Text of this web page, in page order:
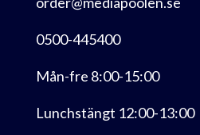
0500-445400
Mån-fre 8:00-15:00
Lunchstängt 12:00-13:00